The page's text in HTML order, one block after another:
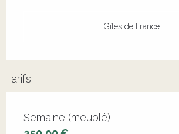
Gîtes de France
Tarifs
Tarifs 2026
Semaine (meublé)